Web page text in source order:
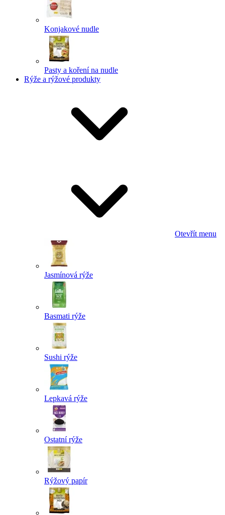
Konjakové nudle
Pasty a koření na nudle
Rýže a rýžové produkty
Otevřít menu
Jasmínová rýže
Basmati rýže
Sushi rýže
Lepkavá rýže
Ostatní rýže
Rýžový papír